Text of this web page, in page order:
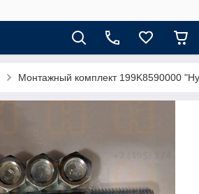
Монтажный комплект 199K8590000